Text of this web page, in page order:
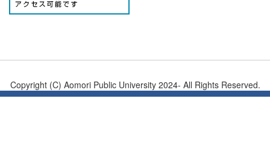
Copyright (C) Aomori Public University 2024- All Rights Reserved.